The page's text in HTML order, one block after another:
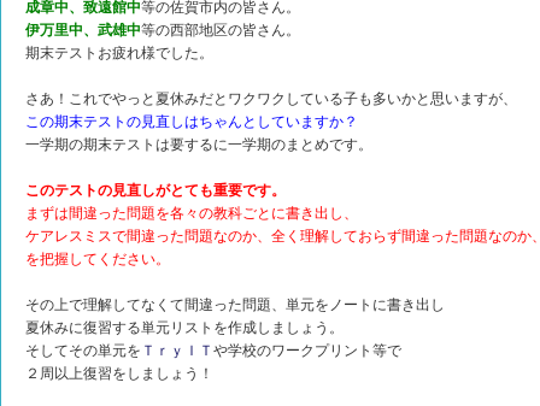
成章中、致遠館中等の佐賀市内の皆さん。
伊万里中、武雄中等の西部地区の皆さん。
期末テストお疲れ様でした。
さあ！これでやっと夏休みだとワクワクしている子も多いかと思いますが、
この期末テストの見直しはちゃんとしていますか？
一学期の期末テストは要するに一学期のまとめです。
このテストの見直しがとても重要です。
まずは間違った問題を各々の教科ごとに書き出し、
ケアレスミスで間違った問題なのか、全く理解しておらず間違った問題なのか
を把握してください。
その上で理解してなくて間違った問題、単元をノートに書き出し
夏休みに復習する単元リストを作成しましょう。
そしてその単元を ＴｒｙＩＴ や学校のワークプリント等で
２周以上復習をしましょう！